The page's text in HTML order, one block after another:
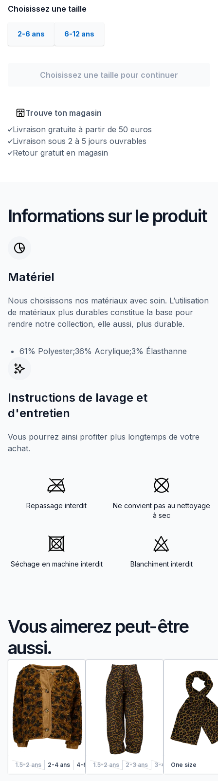
Choisissez une taille
2-6 ans 6-12 ans
Choisissez une taille pour continuer
Trouve ton magasin
Livraison gratuite à partir de 50 euros
Livraison sous 2 à 5 jours ouvrables
Retour gratuit en magasin
Informations sur le produit
Matériel
Nous choisissons nos matériaux avec soin. L’utilisation
de matériaux plus durables constitue la base pour
rendre notre collection, elle aussi, plus durable.
61% Polyester;36% Acrylique;3% Élasthanne
Instructions de lavage et
d'entretien
Vous pourrez ainsi profiter plus longtemps de votre
achat.
Repassage interdit
Ne convient pas au nettoyage
à sec
Séchage en machine interdit Blanchiment interdit
Vous aimerez peut-être
aussi.
1.5-2 ans 2-4 ans 4-6 ans 6-8 ans
1.5-2 ans 2-3 ans 3-4 ans 4-5 ans
One size